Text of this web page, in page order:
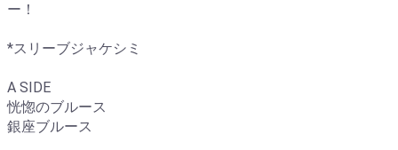
ー！
*スリーブジャケシミ
A SIDE
恍惚のブルース
銀座ブルース